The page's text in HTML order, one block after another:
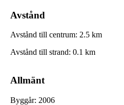
Avstånd
Avstånd till centrum: 2.5 km
Avstånd till strand: 0.1 km
Allmänt
Byggår: 2006